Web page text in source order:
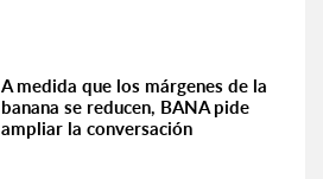
A medida que los márgenes de la
banana se reducen, BANA pide
ampliar la conversación